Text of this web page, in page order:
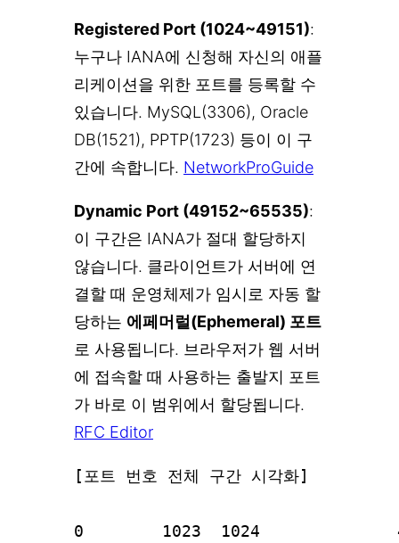
Registered Port (1024~49151):
누구나 IANA에 신청해 자신의 애플
리케이션을 위한 포트를 등록할 수
있습니다. MySQL(3306), Oracle
DB(1521), PPTP(1723) 등이 이 구
간에 속합니다. NetworkProGuide
Dynamic Port (49152~65535):
이 구간은 IANA가 절대 할당하지
않습니다. 클라이언트가 서버에 연
결할 때 운영체제가 임시로 자동 할
당하는 에페머럴(Ephemeral) 포트
로 사용됩니다. 브라우저가 웹 서버
에 접속할 때 사용하는 출발지 포트
가 바로 이 범위에서 할당됩니다.
RFC Editor
[포트 번호 전체 구간 시각화]
0        1023  1024